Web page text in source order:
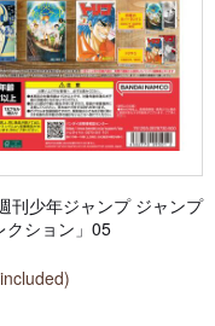
刊少年ジャンプ ジャンプ
クション」05